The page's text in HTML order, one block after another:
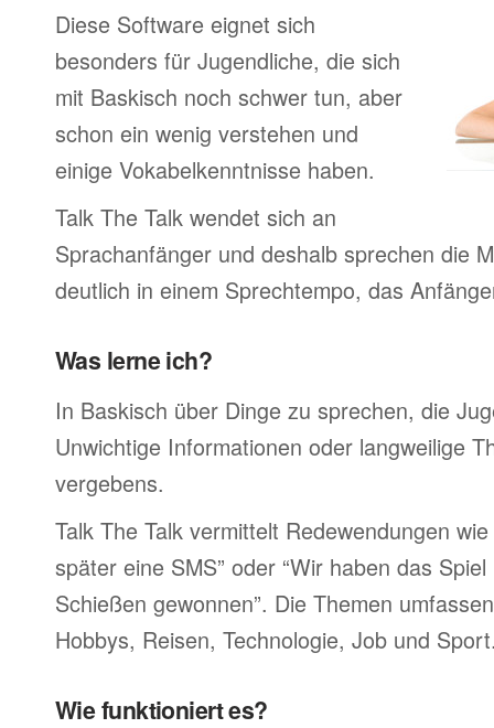
Diese Software eignet sich
besonders für Jugendliche, die sich
mit Baskisch noch schwer tun, aber
schon ein wenig verstehen und
einige Vokabelkenntnisse haben.
Talk The Talk wendet sich an
Sprachanfänger und deshalb sprechen die
deutlich in einem Sprechtempo, das
Was lerne ich?
In Baskisch über Dinge zu sprechen, die
Unwichtige Informationen oder langweilige
vergebens.
Talk The Talk vermittelt Redewendungen
später eine SMS” oder “Wir haben das
Schießen gewonnen”. Die Themen
Hobbys, Reisen, Technologie, Job und
Wie funktioniert es?